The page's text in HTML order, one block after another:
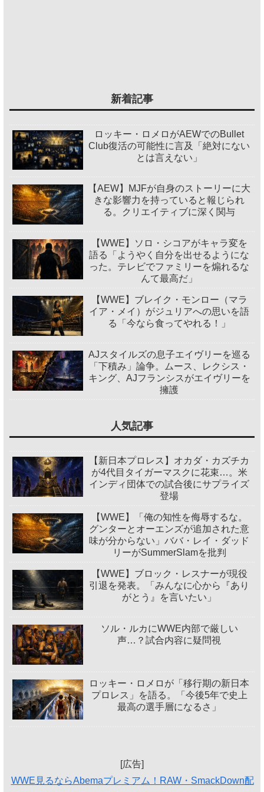
新着記事
ロッキー・ロメロがAEWでのBullet
Club復活の可能性に言及「絶対にない
とは言えない」
【AEW】MJFが自身のストーリーに大
きな影響力を持っていると報じられ
る。クリエイティブに深く関与
【WWE】ソロ・シコアがキャラ変を
語る「ようやく自分を出せるようにな
った。テレビでファミリーを煽れるな
んて最高だ」
【WWE】ブレイク・モンロー（マラ
イア・メイ）がジュリアへの思いを語
る「今なら食ってやれる！」
AJスタイルズの息子エイヴリーを巡る
「下積み」論争。ムース、レクシス・
キング、AJフランシスがエイヴリーを
擁護
人気記事
【新日本プロレス】オカダ・カズチカ
が4代目タイガーマスクに花束…。米
インディ団体での試合後にサプライズ
登場
【WWE】「俺の知性を侮辱するな。
グンターとオーエンズが追加された意
味が分からない」ババ・レイ・ダッド
リーがSummerSlamを批判
【WWE】ブロック・レスナーが現役
引退を発表。「みんなに心から『あり
がとう』を言いたい」
ソル・ルカにWWE内部で厳しい
声…？試合内容に疑問視
ロッキー・ロメロが「移行期の新日本
プロレス」を語る。「今後5年で史上
最高の選手層になるさ」
[広告]
WWE見るならAbemaプレミアム！RAW・SmackDown配